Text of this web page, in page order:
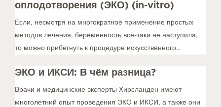
оплодотворения (ЭКО) (in-vitro)
Если, несмотря на многократное применение простых
методов лечения, беременность всё-таки не наступила,
то можно прибегнуть к процедуре искусственного
Fertilisation, сокращенно IVF).
ЭКО и ИКСИ: В чём разница?
Врачи и медицинские эксперты Хирсланден имеют
многолетний опыт проведения ЭКО и ИКСИ, а также они